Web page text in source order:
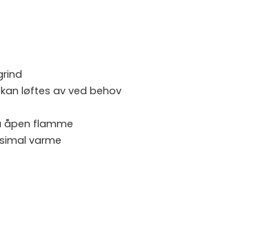
løftes av ved behov
åpen flamme
varme